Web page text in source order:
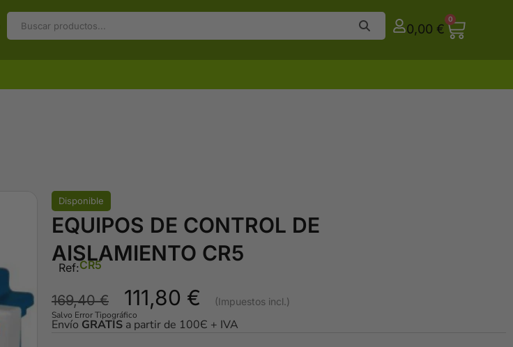
0,00 €
0
Disponible
EQUIPOS DE CONTROL DE
AISLAMIENTO CR5
Ref:CR5
169,40€ 111,80 €
Salvo Error Tipográfico
Envío GRATIS a partir de 100Є + IVA